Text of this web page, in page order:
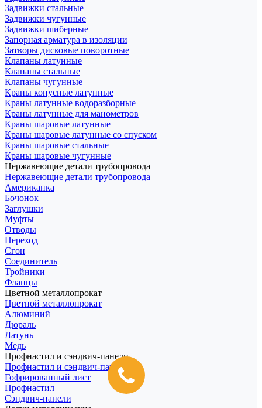
Задвижки стальные
Задвижки чугунные
Задвижки шиберные
Запорная арматура в изоляции
Затворы дисковые поворотные
Клапаны латунные
Клапаны стальные
Клапаны чугунные
Краны конусные латунные
Краны латунные водоразборные
Краны латунные для манометров
Краны шаровые латунные
Краны шаровые латунные со спуском
Краны шаровые стальные
Краны шаровые чугунные
Нержавеющие детали трубопровода
Нержавеющие детали трубопровода
Американка
Бочонок
Заглушки
Муфты
Отводы
Переход
Сгон
Соединитель
Тройники
Фланцы
Цветной металлопрокат
Цветной металлопрокат
Алюминий
Дюраль
Латунь
Медь
Профнастил и сэндвич-панели
Профнастил и сэндвич-панели
Гофрированный лист
Профнастил
Сэндвич-панели